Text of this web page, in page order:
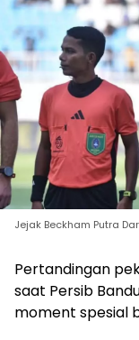
Jejak Beckham Putra
Pertandingan
saat Persib
moment spesial